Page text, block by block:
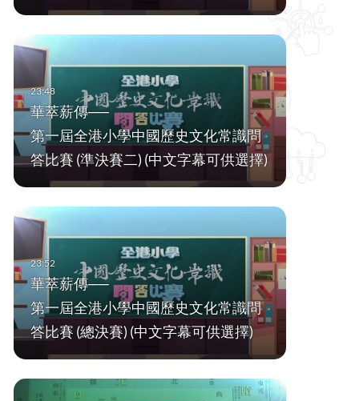
華萃薪傳──
第一屆全港小學中國歷史文化常識問
答比賽 (準決賽二) (中文字幕可供選擇)
華萃薪傳──
第一屆全港小學中國歷史文化常識問
答比賽 (總決賽) (中文字幕可供選擇)